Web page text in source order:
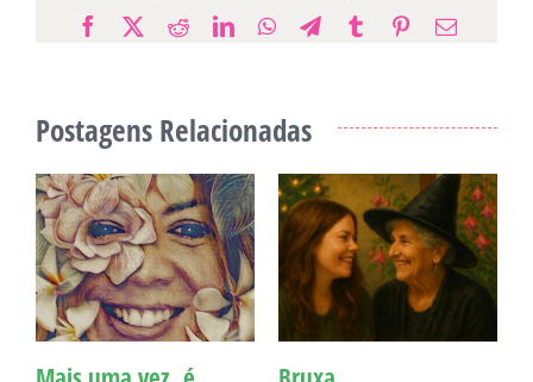
Facebook RedditLinkedInWhatsApp
Telegram
TumblrPinterest
E-
Postagens Relacionadas